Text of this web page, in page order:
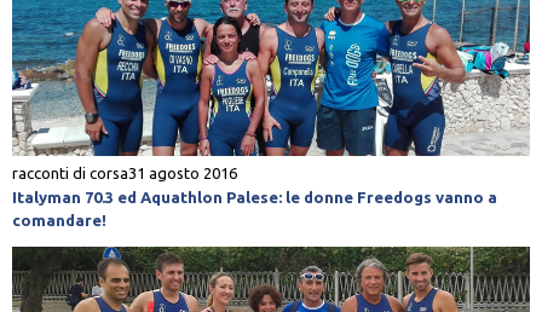
racconti di corsa31 agosto 2016
Italyman 70.3 ed Aquathlon Palese: le donne Freedogs vanno a
comandare!